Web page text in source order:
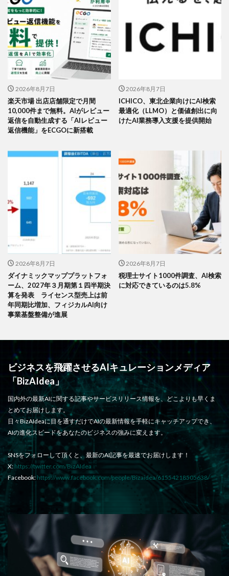
2026年8月7日
楽天市場 出店店舗限定で月間
10,000件まで無料。AIがレビュー
返信を自動生成する「AIレビュー
返信機能」をECGOに新搭載
2026年8月7日
ICHICO、東北企業向けにAI検索
最適化（LLMO）と価値創出に向
けたAI業務導入支援を提供開始
2026年8月7日
ダイナミックマッププラットフォ
ーム、2027年３月期第１四半期決
算を発表 ライセンス型売上は前
年同期比増加、フィジカルAI向け
事業基盤整備が進展
2026年8月7日
税理士サイト1000件調査、AI検索
に対応できているのは5.8%
ビジネスを飛躍させるAIキュレーションメディア
「BizAIdea」
国内外の最新AIに関する記事やサービスリリース情報を、どこよりも早くま
とめてお届けします。
日々BizAIdeaに目を通すだけでAIの最新情報を手軽にキャッチアップでき、
AIの進化スピードをあなたのビジネスの強みに変えます。
SNSをフォローして頂くと、最新のAI記事を最速でお届けします！
X: https://twitter.com/BizAIdea
Facebook: https://www.facebook.com/people/Bizaidea/61554218505638/